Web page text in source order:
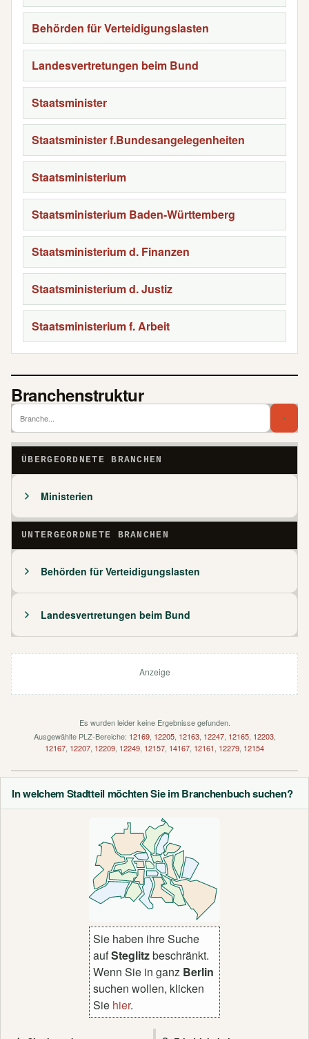
In welchem Stadtteil möchten Sie im Branchenbuch suchen?
Sie haben ihre Suche
aufSteglitzbeschränkt.
Wenn Sie in ganz Berlin
suchen wollen, klicken
Sie hier.
Behörden für Verteidigungslasten
Landesvertretungen beim Bund
Staatsminister
Staatsminister f.Bundesangelegenheiten
Staatsministerium
Staatsministerium Baden-Württemberg
Staatsministerium d. Finanzen
Staatsministerium d. Justiz
Staatsministerium f. Arbeit
Branchenstruktur
ÜBERGEORDNETE BRANCHEN
Ministerien
UNTERGEORDNETE BRANCHEN
Behörden für Verteidigungslasten
Landesvertretungen beim Bund
Anzeige
Es wurden leider keine Ergebnisse gefunden.
Ausgewählte PLZ-Bereiche: 12169, 12205, 12163, 12247, 12165, 12203,
12167 12207 12209 12249 12157 14167 12161 12279 12154